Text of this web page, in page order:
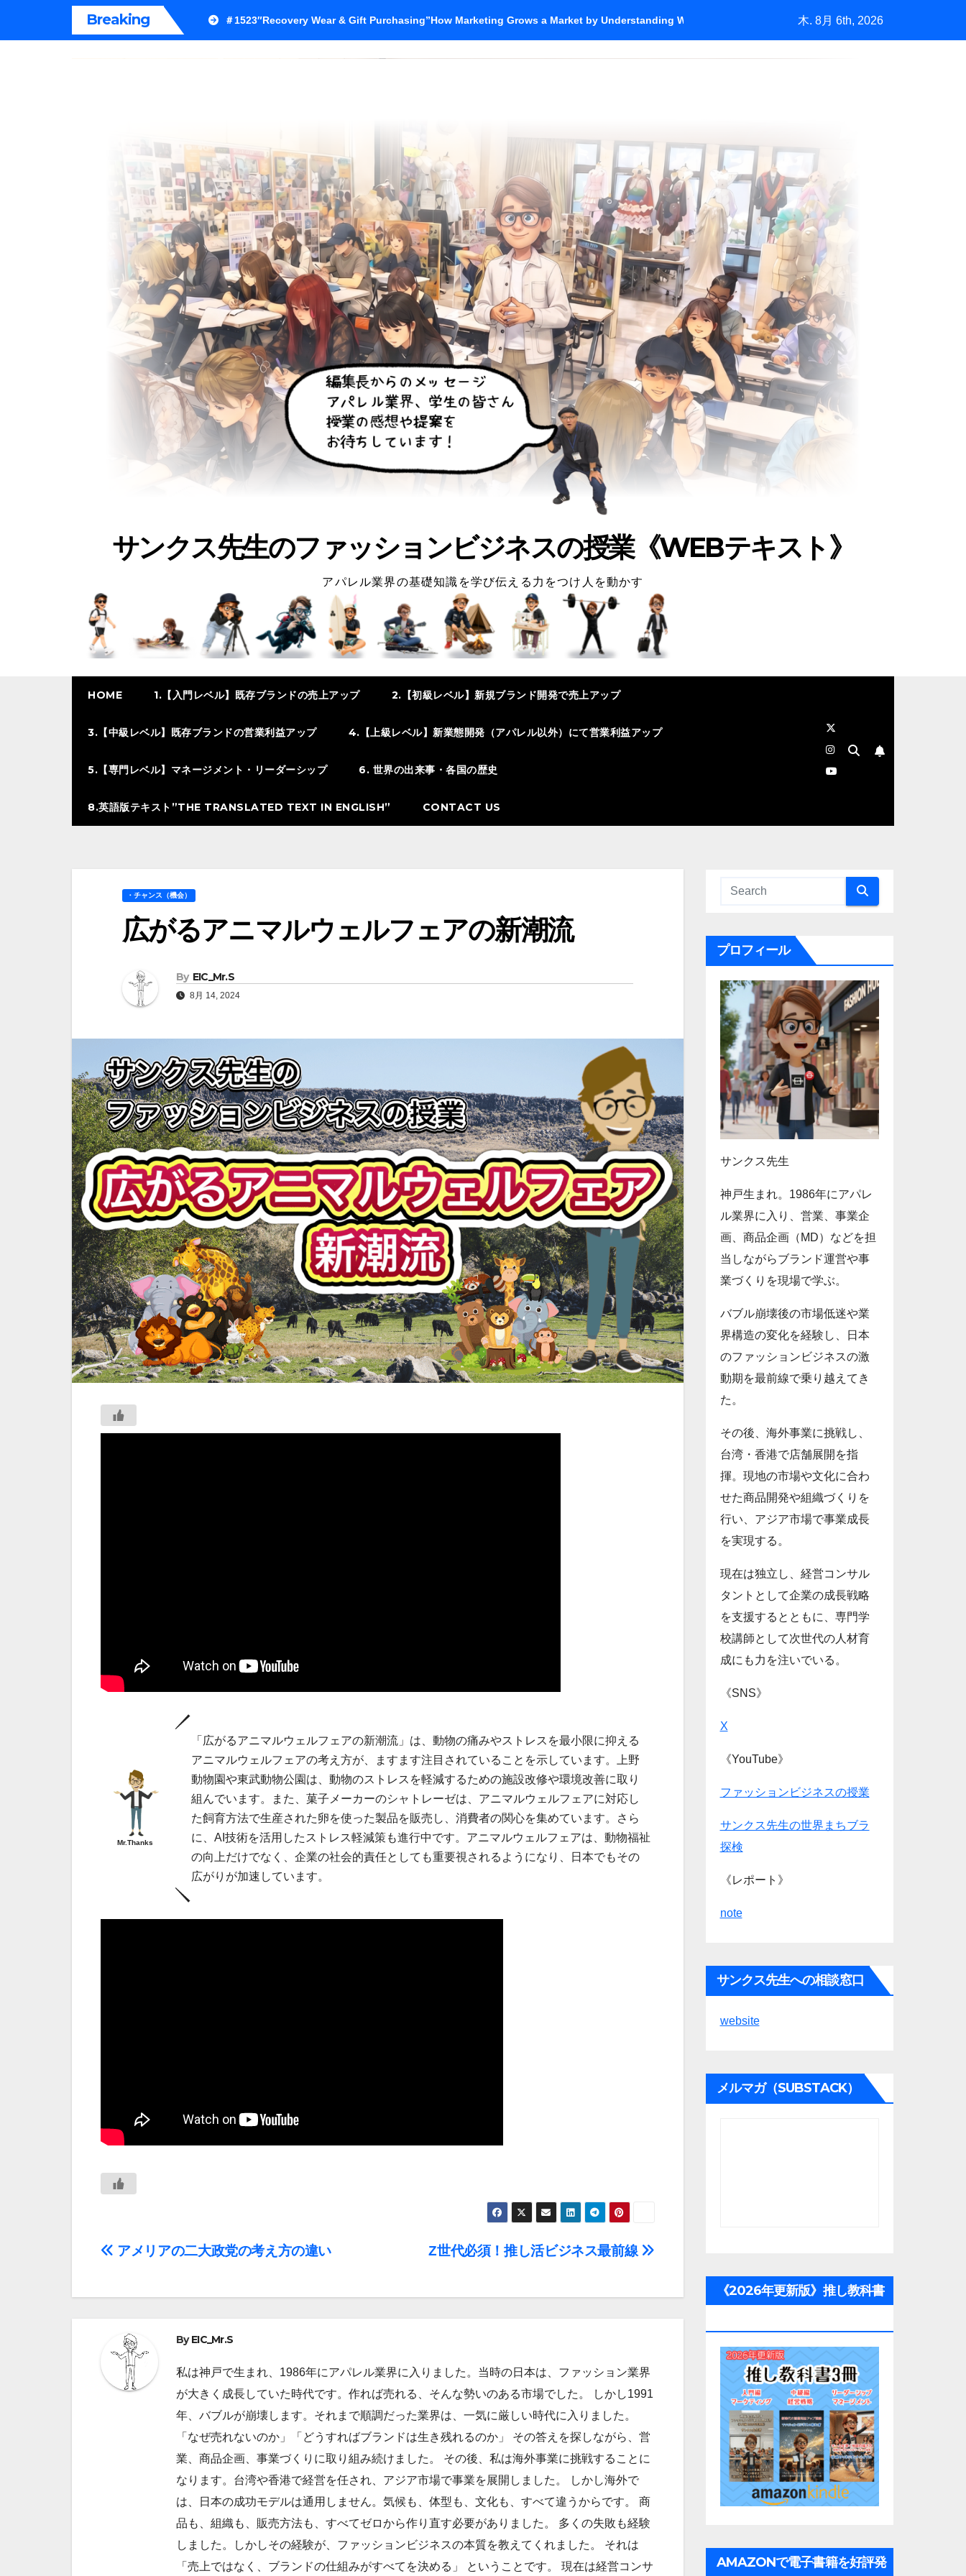
Breaking ＃1523″Recovery Wear & Gift Purchasing”How Marketing Grows a Market by Understanding Who Pays ＃1450「バーニーズの挑戦」中古市場が生
木. 8月 6th, 2026
サンクス先生のファッションビジネスの授業《WEBテキスト》
アパレル業界の基礎知識を学び伝える力をつけ人を動かす
HOME 1.【入門レベル】既存ブランドの売上アップ 2.【初級レベル】新規ブランド開発で売上アップ
3.【中級レベル】既存ブランドの営業利益アップ 4.【上級レベル】新業態開発（アパレル以外）にて営業利益アップ
5.【専門レベル】マネージメント・リーダーシップ 6. 世界の出来事・各国の歴史
8.英語版テキスト”THE TRANSLATED TEXT IN ENGLISH” CONTACT US
・チャンス（機会）
広がるアニマルウェルフェアの新潮流
By EIC_Mr.S
8月 14, 2024
Mr.Thanks
「広がるアニマルウェルフェアの新潮流」は、動物の痛みやストレスを最小限に抑える
アニマルウェルフェアの考え方が、ますます注目されていることを示しています。上野
動物園や東武動物公園は、動物のストレスを軽減するための施設改修や環境改善に取り
組んでいます。また、菓子メーカーのシャトレーゼは、アニマルウェルフェアに対応し
た飼育方法で生産された卵を使った製品を販売し、消費者の関心を集めています。さら
に、AI技術を活用したストレス軽減策も進行中です。アニマルウェルフェアは、動物福祉
の向上だけでなく、企業の社会的責任としても重要視されるようになり、日本でもその
広がりが加速しています。
投
ビ
ゲ
Z世代必須！推し活ビジネス最前線
アメリアの二大政党の考え方の違い
ByEIC_Mr.S
私は神戸で生まれ、1986年にアパレル業界に入りました。当時の日本は、ファッション業界
が大きく成長していた時代です。作れば売れる、そんな勢いのある市場でした。 しかし1991
年、バブルが崩壊します。それまで順調だった業界は、一気に厳しい時代に入りました。
「なぜ売れないのか」「どうすればブランドは生き残れるのか」 その答えを探しながら、営
業、商品企画、事業づくりに取り組み続けました。 その後、私は海外事業に挑戦することに
なります。台湾や香港で経営を任され、アジア市場で事業を展開しました。 しかし海外で
は、日本の成功モデルは通用しません。気候も、体型も、文化も、すべて違うからです。 商
品も、組織も、販売方法も、すべてゼロから作り直す必要がありました。 多くの失敗も経験
しました。しかしその経験が、ファッションビジネスの本質を教えてくれました。 それは
「売上ではなく、ブランドの仕組みがすべてを決める」 ということです。 現在は経営コンサ
プロフィール
サンクス先生
神戸生まれ。1986年にアパレ
ル業界に入り、営業、事業企
画、商品企画（MD）などを担
当しながらブランド運営や事
業づくりを現場で学ぶ。
バブル崩壊後の市場低迷や業
界構造の変化を経験し、日本
のファッションビジネスの激
動期を最前線で乗り越えてき
た。
その後、海外事業に挑戦し、
台湾・香港で店舗展開を指
揮。現地の市場や文化に合わ
せた商品開発や組織づくりを
行い、アジア市場で事業成長
を実現する。
現在は独立し、経営コンサル
タントとして企業の成長戦略
を支援するとともに、専門学
校講師として次世代の人材育
成にも力を注いでいる。
《SNS》
X
《YouTube》
ファッションビジネスの授業
サンクス先生の世界まちブラ
探検
《レポート》
note
サンクス先生への相談窓口
website
メルマガ（SUBSTACK）
《2026年更新版》推し教科書
AMAZONで電子書籍を好評発